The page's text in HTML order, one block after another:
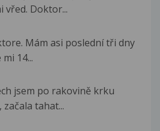
vřed. Doktor...
Mám asi poslední tři dny
14...
jsem po rakovině krku
tahat...